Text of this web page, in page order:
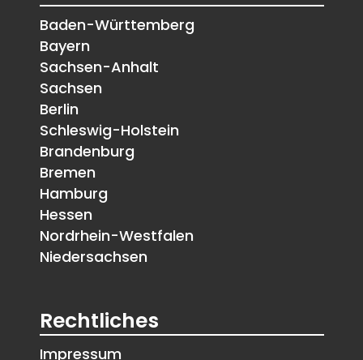
Baden-Württemberg
Bayern
Sachsen-Anhalt
Sachsen
Berlin
Schleswig-Holstein
Brandenburg
Bremen
Hamburg
Hessen
Nordrhein-Westfalen
Niedersachsen
Rechtliches
Impressum